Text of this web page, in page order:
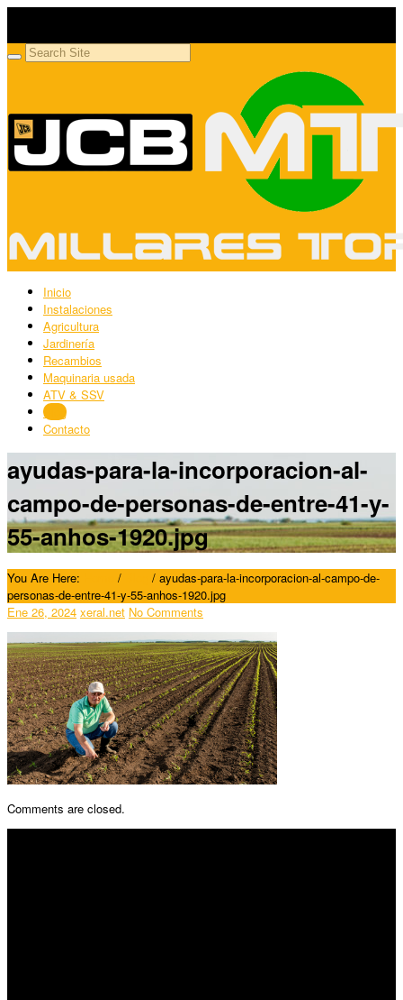
Inicio
Instalaciones
Agricultura
Jardinería
Recambios
Maquinaria usada
ATV & SSV
Blog
Contacto
ayudas-para-la-incorporacion-al-
campo-de-personas-de-entre-41-y-
55-anhos-1920.jpg
You Are Here: / / ayudas-para-la-incorporacion-al-campo-de-
personas-de-entre-41-y-55-anhos-1920.jpg
Ene 26, 2024 xeral.net No Comments
Comments are closed.